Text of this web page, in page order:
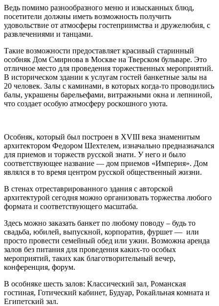
Ведь помимо разнообразного меню и изысканных блюд,
посетители должны иметь возможность получить
удовольствие от атмосферы гостеприимства и дружелюбия, с
развлечениями и танцами.
Такие возможности предоставляет красивый старинный
особняк Дом Смирнова в Москве на Тверском бульваре. Это
отличное место для проведения торжественных мероприятий.
В историческом здании к услугам гостей банкетные залы на
20 человек. Залы с каминами, в которых когда-то проводились
балы, украшены барельефами, витражными окна и лепниной,
что создает особую атмосферу роскошного уюта.
Особняк, который был построен в XVIII века знаменитым
архитектором Федором Шехтелем, изначально предназначался
для приемов и торжеств русской знати. У него и было
соответствующее название — дом приемов «Империя». Дом
являлся в то время центром русской общественный жизни.
В стенах отреставрированного здания с авторской
архитектурой сегодня можно организовать торжества любого
формата и соответствующего масштаба.
Здесь можно заказать банкет по любому поводу – будь то
свадьба, юбилей, выпускной, корпоратив, фуршет — или
просто провести семейный обед или ужин. Возможна аренда
залов без питания для проведения каких-то особых
мероприятий, таких как благотворительный вечер,
конференция, форум.
В особняке шесть залов: Классический зал, Романская
гостиная, Готический кабинет, Будуар, Рокайльная комната и
Египетский зал.